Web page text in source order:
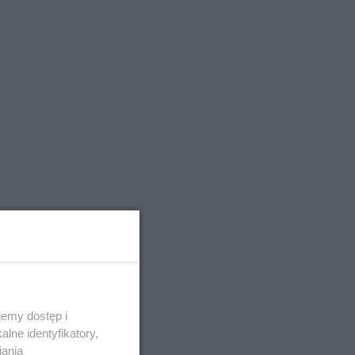
dostęp i
identyfikatory,